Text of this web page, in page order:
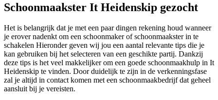
Schoonmaakster It Heidenskip gezocht
Het is belangrijk dat je met een paar dingen rekening houd wanneer
je erover nadenkt om een schoonmaker of schoonmaakster in te
schakelen Hieronder geven wij jou een aantal relevante tips die je
kan gebruiken bij het selecteren van een geschikte partij. Dankzij
deze tips is het veel makkelijker om een goede schoonmaakhulp in It
Heidenskip te vinden. Door duidelijk te zijn in de verkenningsfase
zal je altijd in contact komen met een schoonmaakbedrijf dat geheel
aansluit bij je vereisten.